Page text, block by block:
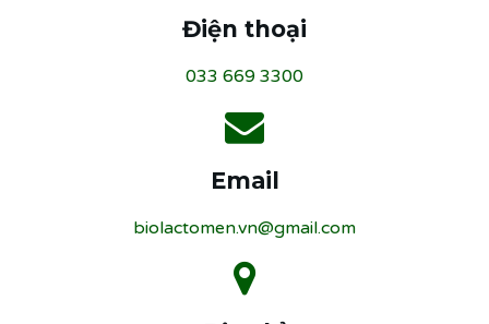
Điện thoại
033 669 3300
Email
biolactomen.vn@gmail.com